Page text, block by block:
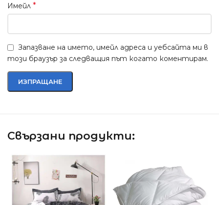
Имейл *
Запазване на името, имейл адреса и уебсайта ми в
този браузър за следващия път когато коментирам.
Свързани продукти: